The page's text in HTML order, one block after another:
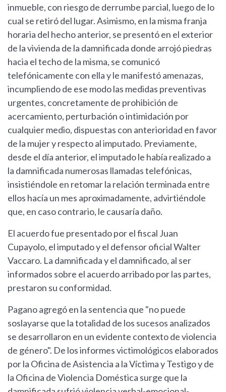
inmueble, con riesgo de derrumbe parcial, luego de lo
cual se retiró del lugar. Asimismo, en la misma franja
horaria del hecho anterior, se presentó en el exterior
de la vivienda de la damnificada donde arrojó piedras
hacia el techo de la misma, se comunicó
telefónicamente con ella y le manifestó amenazas,
incumpliendo de ese modo las medidas preventivas
urgentes, concretamente de prohibición de
acercamiento, perturbación o intimidación por
cualquier medio, dispuestas con anterioridad en favor
de la mujer y respecto al imputado. Previamente,
desde el día anterior, el imputado le había realizado a
la damnificada numerosas llamadas telefónicas,
insistiéndole en retomar la relación terminada entre
ellos hacía un mes aproximadamente, advirtiéndole
que, en caso contrario, le causaría daño.
El acuerdo fue presentado por el fiscal Juan
Cupayolo, el imputado y el defensor oficial Walter
Vaccaro. La damnificada y el damnificado, al ser
informados sobre el acuerdo arribado por las partes,
prestaron su conformidad.
Pagano agregó en la sentencia que "no puede
soslayarse que la totalidad de los sucesos analizados
se desarrollaron en un evidente contexto de violencia
de género". De los informes victimológicos elaborados
por la Oficina de Asistencia a la Víctima y Testigo y de
la Oficina de Violencia Doméstica surge que la